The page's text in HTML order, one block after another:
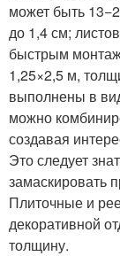
может быть
до 1,4 см;
быстрым
1,25×2,5 м,
выполнены в
можно
создавая
Это следует
замаскировать
Плиточные и
декоративной
толщину.